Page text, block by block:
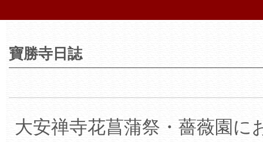
寶勝寺日誌
大安禅寺花菖蒲祭・薔薇園に